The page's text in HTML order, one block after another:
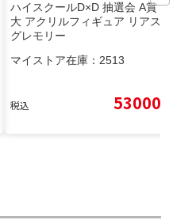
ハイスクールD×D 抽選会 A賞 特
大 アクリルフィギュア リアス・
グレモリー
マイストア在庫： 2513
税込 53000